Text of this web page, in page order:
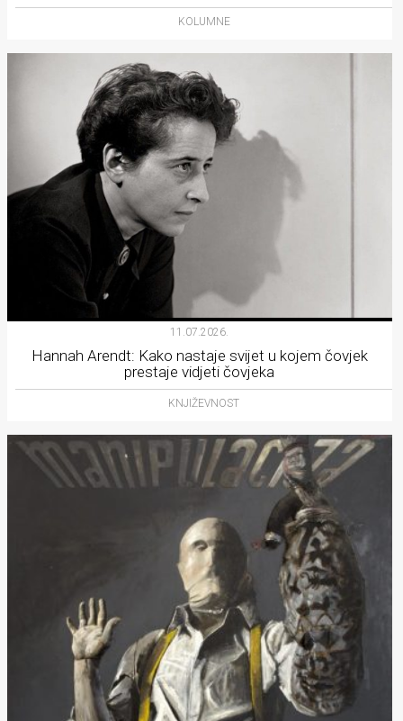
KOLUMNE
11.07.2026.
Hannah Arendt: Kako nastaje svijet u kojem čovjek
prestaje vidjeti čovjeka
KNJIŽEVNOST